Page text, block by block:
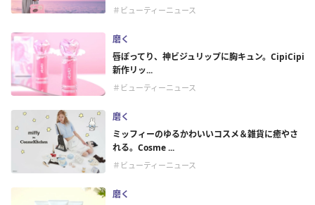
＃ビューティーニュース
磨く
唇ぽってり、神ビジュリップに胸キュン。CipiCipi
新作リッ...
＃ビューティーニュース
磨く
ミッフィーのゆるかわいいコスメ＆雑貨に癒やさ
れる。Cosme ...
＃ビューティーニュース
磨く